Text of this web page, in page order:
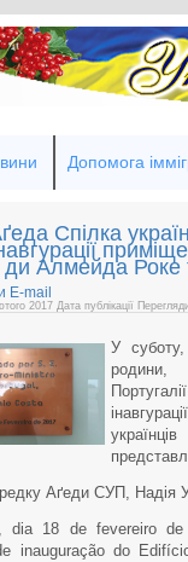
Допомога
Спілка
Алмейда Роке
E-mail
2017 Дата публікації
У
родини,
Аґеди СУП, Надія
dia 18 de fevereiro
inauguração do